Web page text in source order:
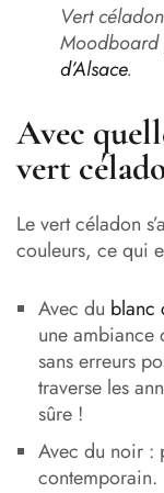
Vert
Moodboard
d’Alsace.
Avec
vert
Le vert céladon
couleurs, ce qui
Avec du blanc
une ambiance
sans erreurs
traverse les
sûre !
Avec du noir :
contemporain.